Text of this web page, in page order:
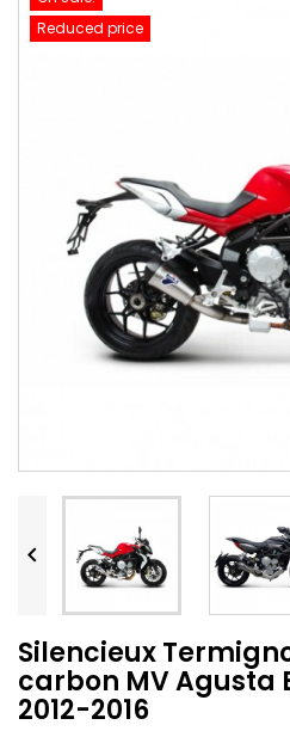
Reduced price

Silencieux
carbon MV Agusta
2012-2016